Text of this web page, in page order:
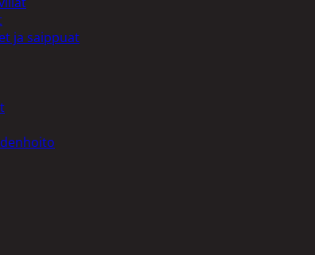
ja saippuat